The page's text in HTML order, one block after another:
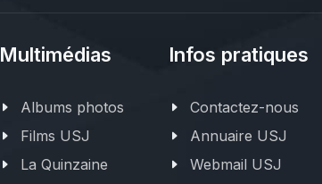
Multimédias
Albums photos
Films USJ
La Quinzaine
Infos pratiques
Contactez-nous
Annuaire USJ
Webmail USJ